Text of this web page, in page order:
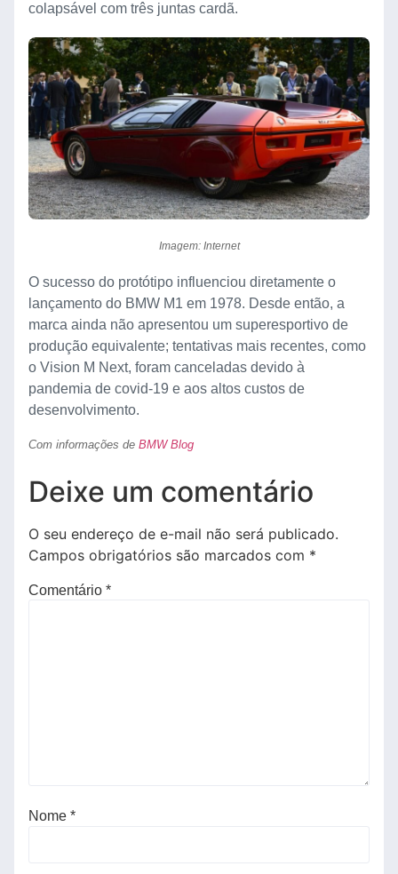
colapsável com três juntas cardã.
Imagem: Internet
O sucesso do protótipo influenciou diretamente o
lançamento do BMW M1 em 1978. Desde então, a
marca ainda não apresentou um superesportivo de
produção equivalente; tentativas mais recentes, como
o Vision M Next, foram canceladas devido à
pandemia de covid-19 e aos altos custos de
desenvolvimento.
Com informações de BMW Blog
Deixe um comentário
O seu endereço de e-mail não será publicado.
Campos obrigatórios são marcados com *
Comentário *
Nome *